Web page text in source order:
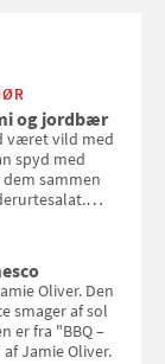
og jordbær
været vild med
spyd med
sammen
Oliver. Den
smager af sol
er fra "BBQ –
Jamie Oliver.